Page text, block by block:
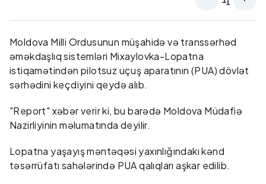
Moldova Milli Ordusunun müşahidə və transsərhəd
əməkdaşlıq sistemləri Mixaylovka-Lopatna
istiqamətindən pilotsuz uçuş aparatının (PUA) dövlət
sərhədini keçdiyini qeydə alıb.
"Report" xəbər verir ki, bu barədə Moldova Müdafiə
Nazirliyinin məlumatında deyilir.
Lopatna yaşayış məntəqəsi yaxınlığındakı kənd
təsərrüfatı sahələrində PUA qalıqları aşkar edilib.